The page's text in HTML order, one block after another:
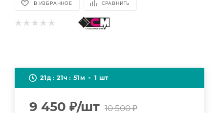
В ИЗБРАННОЕ СРАВНИТЬ
21д 21ч 51м 1 шт
9 450 ₽/шт 10 500₽